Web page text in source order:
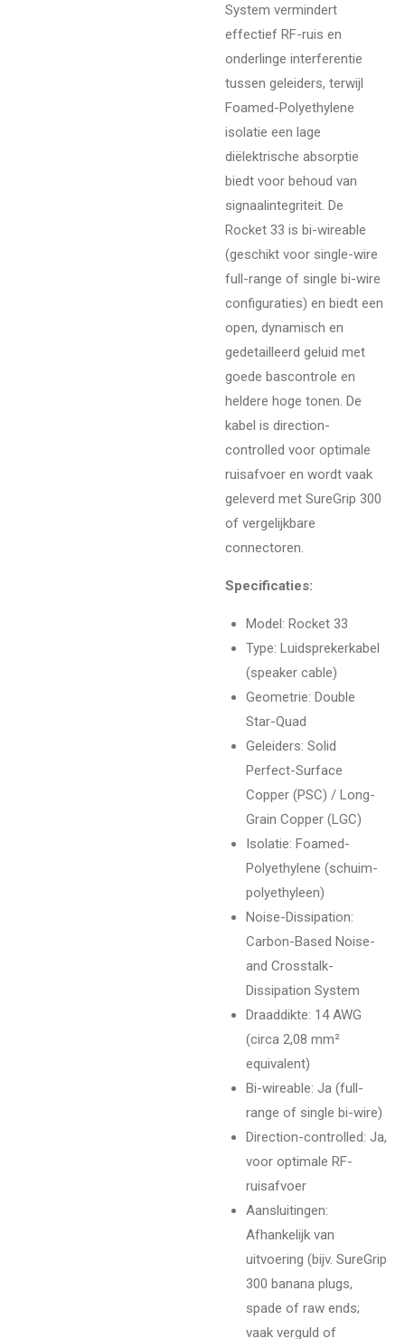
System vermindert
effectief RF-ruis en
onderlinge interferentie
tussen geleiders, terwijl
Foamed-Polyethylene
isolatie een lage
diëlektrische absorptie
biedt voor behoud van
signaalintegriteit. De
Rocket 33 is bi-wireable
(geschikt voor single-wire
full-range of single bi-wire
configuraties) en biedt een
open, dynamisch en
gedetailleerd geluid met
goede bascontrole en
heldere hoge tonen. De
kabel is direction-
controlled voor optimale
ruisafvoer en wordt vaak
geleverd met SureGrip 300
of vergelijkbare
connectoren.
Specificaties:
Model: Rocket 33
Type: Luidsprekerkabel
(speaker cable)
Geometrie: Double
Star-Quad
Geleiders: Solid
Perfect-Surface
Copper (PSC) / Long-
Grain Copper (LGC)
Isolatie: Foamed-
Polyethylene (schuim-
polyethyleen)
Noise-Dissipation:
Carbon-Based Noise-
and Crosstalk-
Dissipation System
Draaddikte: 14 AWG
(circa 2,08 mm²
equivalent)
Bi-wireable: Ja (full-
range of single bi-wire)
Direction-controlled: Ja,
voor optimale RF-
ruisafvoer
Aansluitingen:
Afhankelijk van
uitvoering (bijv. SureGrip
300 banana plugs,
spade of raw ends;
vaak verguld of